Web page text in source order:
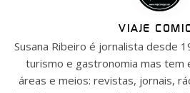
VIAJE
Susana Ribeiro é jornalista desde
turismo e gastronomia mas tem
áreas e meios: revistas, jornais,